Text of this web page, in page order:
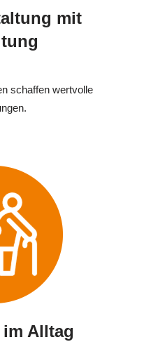
mit
schaffen wertvolle
Alltag